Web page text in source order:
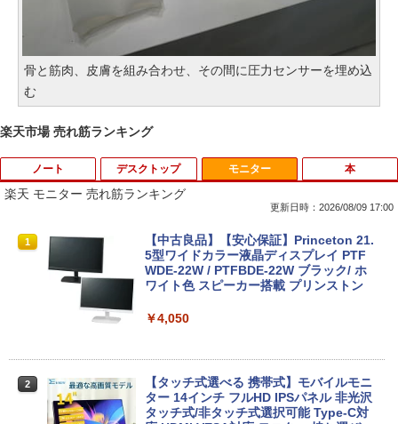
骨と筋肉、皮膚を組み合わせ、その間に圧力センサーを埋め込
む
楽天市場 売れ筋ランキング
ノート
1
【今だけ】全品ポイント10倍 お買い物マ
ラソン★8/4～8/11★中古パソコン ノー
トPC Lenovo ThinkPad E590 Core i3 8
145U メモリ8GB / 16GB / 32GB SSD M.
1 Pro 64bit【送料無料】【1年保証】
【マラソンセール期間中ポイント5倍】
デスクトップ
1
「3500U/4300Uより速い」 NiPoGi ミニ
pc Ryzen Embedded R2544初登場 8G
B+256GB 4TB拡張可 mini pc Windows
11 Pro 動作より高速 4K×3画面出力 ミニ
豊富な端子Type-C USB3.2 有線LAN WI
￥33,800
モニター
楽天 モニター 売れ筋ランキング
更新日時：2026/08/09 17:00
1
【中古良品】【安心保証】Princeton 21.
5型ワイドカラー液晶ディスプレイ PTF
WDE-22W / PTFBDE-22W ブラック/ ホ
ワイト色 スピーカー搭載 プリンストン
￥4,050
2
【タッチ式選べる 携帯式】モバイルモニ
ター 14インチ フルHD IPSパネル 非光沢
タッチ式/非タッチ式選択可能 Type-C対
本